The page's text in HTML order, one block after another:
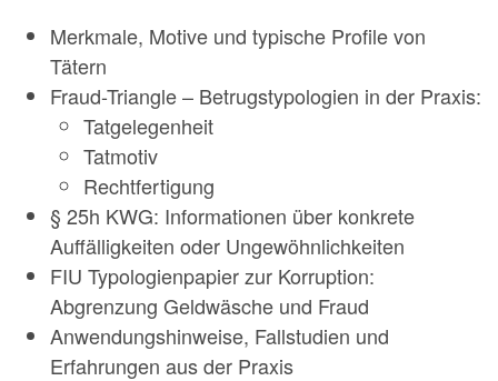
Merkmale, Motive und typische Profile von
Tätern
Fraud-Triangle – Betrugstypologien in der Praxis:
Tatgelegenheit
Tatmotiv
Rechtfertigung
§ 25h KWG: Informationen über konkrete
Auffälligkeiten oder Ungewöhnlichkeiten
FIU Typologienpapier zur Korruption:
Abgrenzung Geldwäsche und Fraud
Anwendungshinweise, Fallstudien und
Erfahrungen aus der Praxis